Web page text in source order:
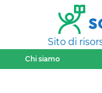
Sito di
Chi siamo